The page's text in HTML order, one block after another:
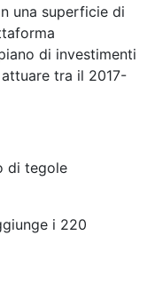
una superficie di
di investimenti
tra il 2017-
di tegole
i 220